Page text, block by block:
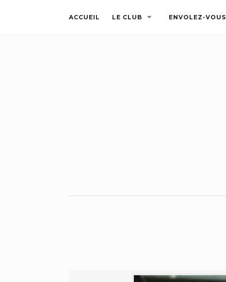
ACCUEIL LE CLUB ENVOLEZ-VOUS